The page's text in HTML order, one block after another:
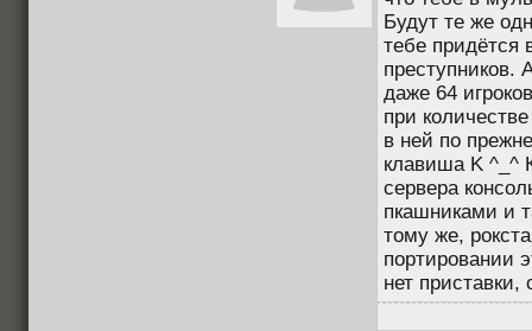
Будут те же
тебе придётся
преступников.
даже 64
при
в ней по
клавиша K ^_^
сервера
пкашниками и
тому же,
портировании
нет приставки,